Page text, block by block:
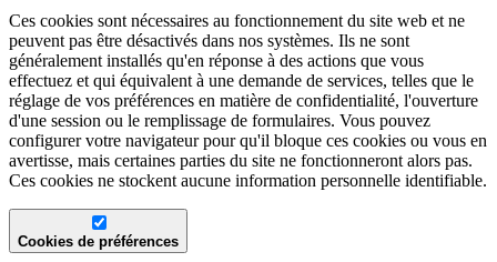
Ces cookies sont nécessaires au fonctionnement du site web et ne
peuvent pas être désactivés dans nos systèmes. Ils ne sont
généralement installés qu'en réponse à des actions que vous
effectuez et qui équivalent à une demande de services, telles que le
réglage de vos préférences en matière de confidentialité, l'ouverture
d'une session ou le remplissage de formulaires. Vous pouvez
configurer votre navigateur pour qu'il bloque ces cookies ou vous en
avertisse, mais certaines parties du site ne fonctionneront alors pas.
Ces cookies ne stockent aucune information personnelle identifiable.
Cookies de préférences